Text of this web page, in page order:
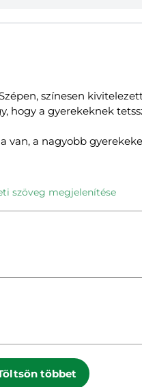
színesen
hogy a gyerekeknek
van, a nagyobb
szöveg megjelenítése
többet